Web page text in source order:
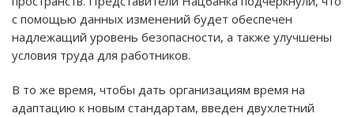
с помощью данных изменений будет обеспечен
надлежащий уровень безопасности, а также улучшены
условия труда для работников.
В то же время, чтобы дать организациям время на
адаптацию к новым стандартам, введен двухлетний